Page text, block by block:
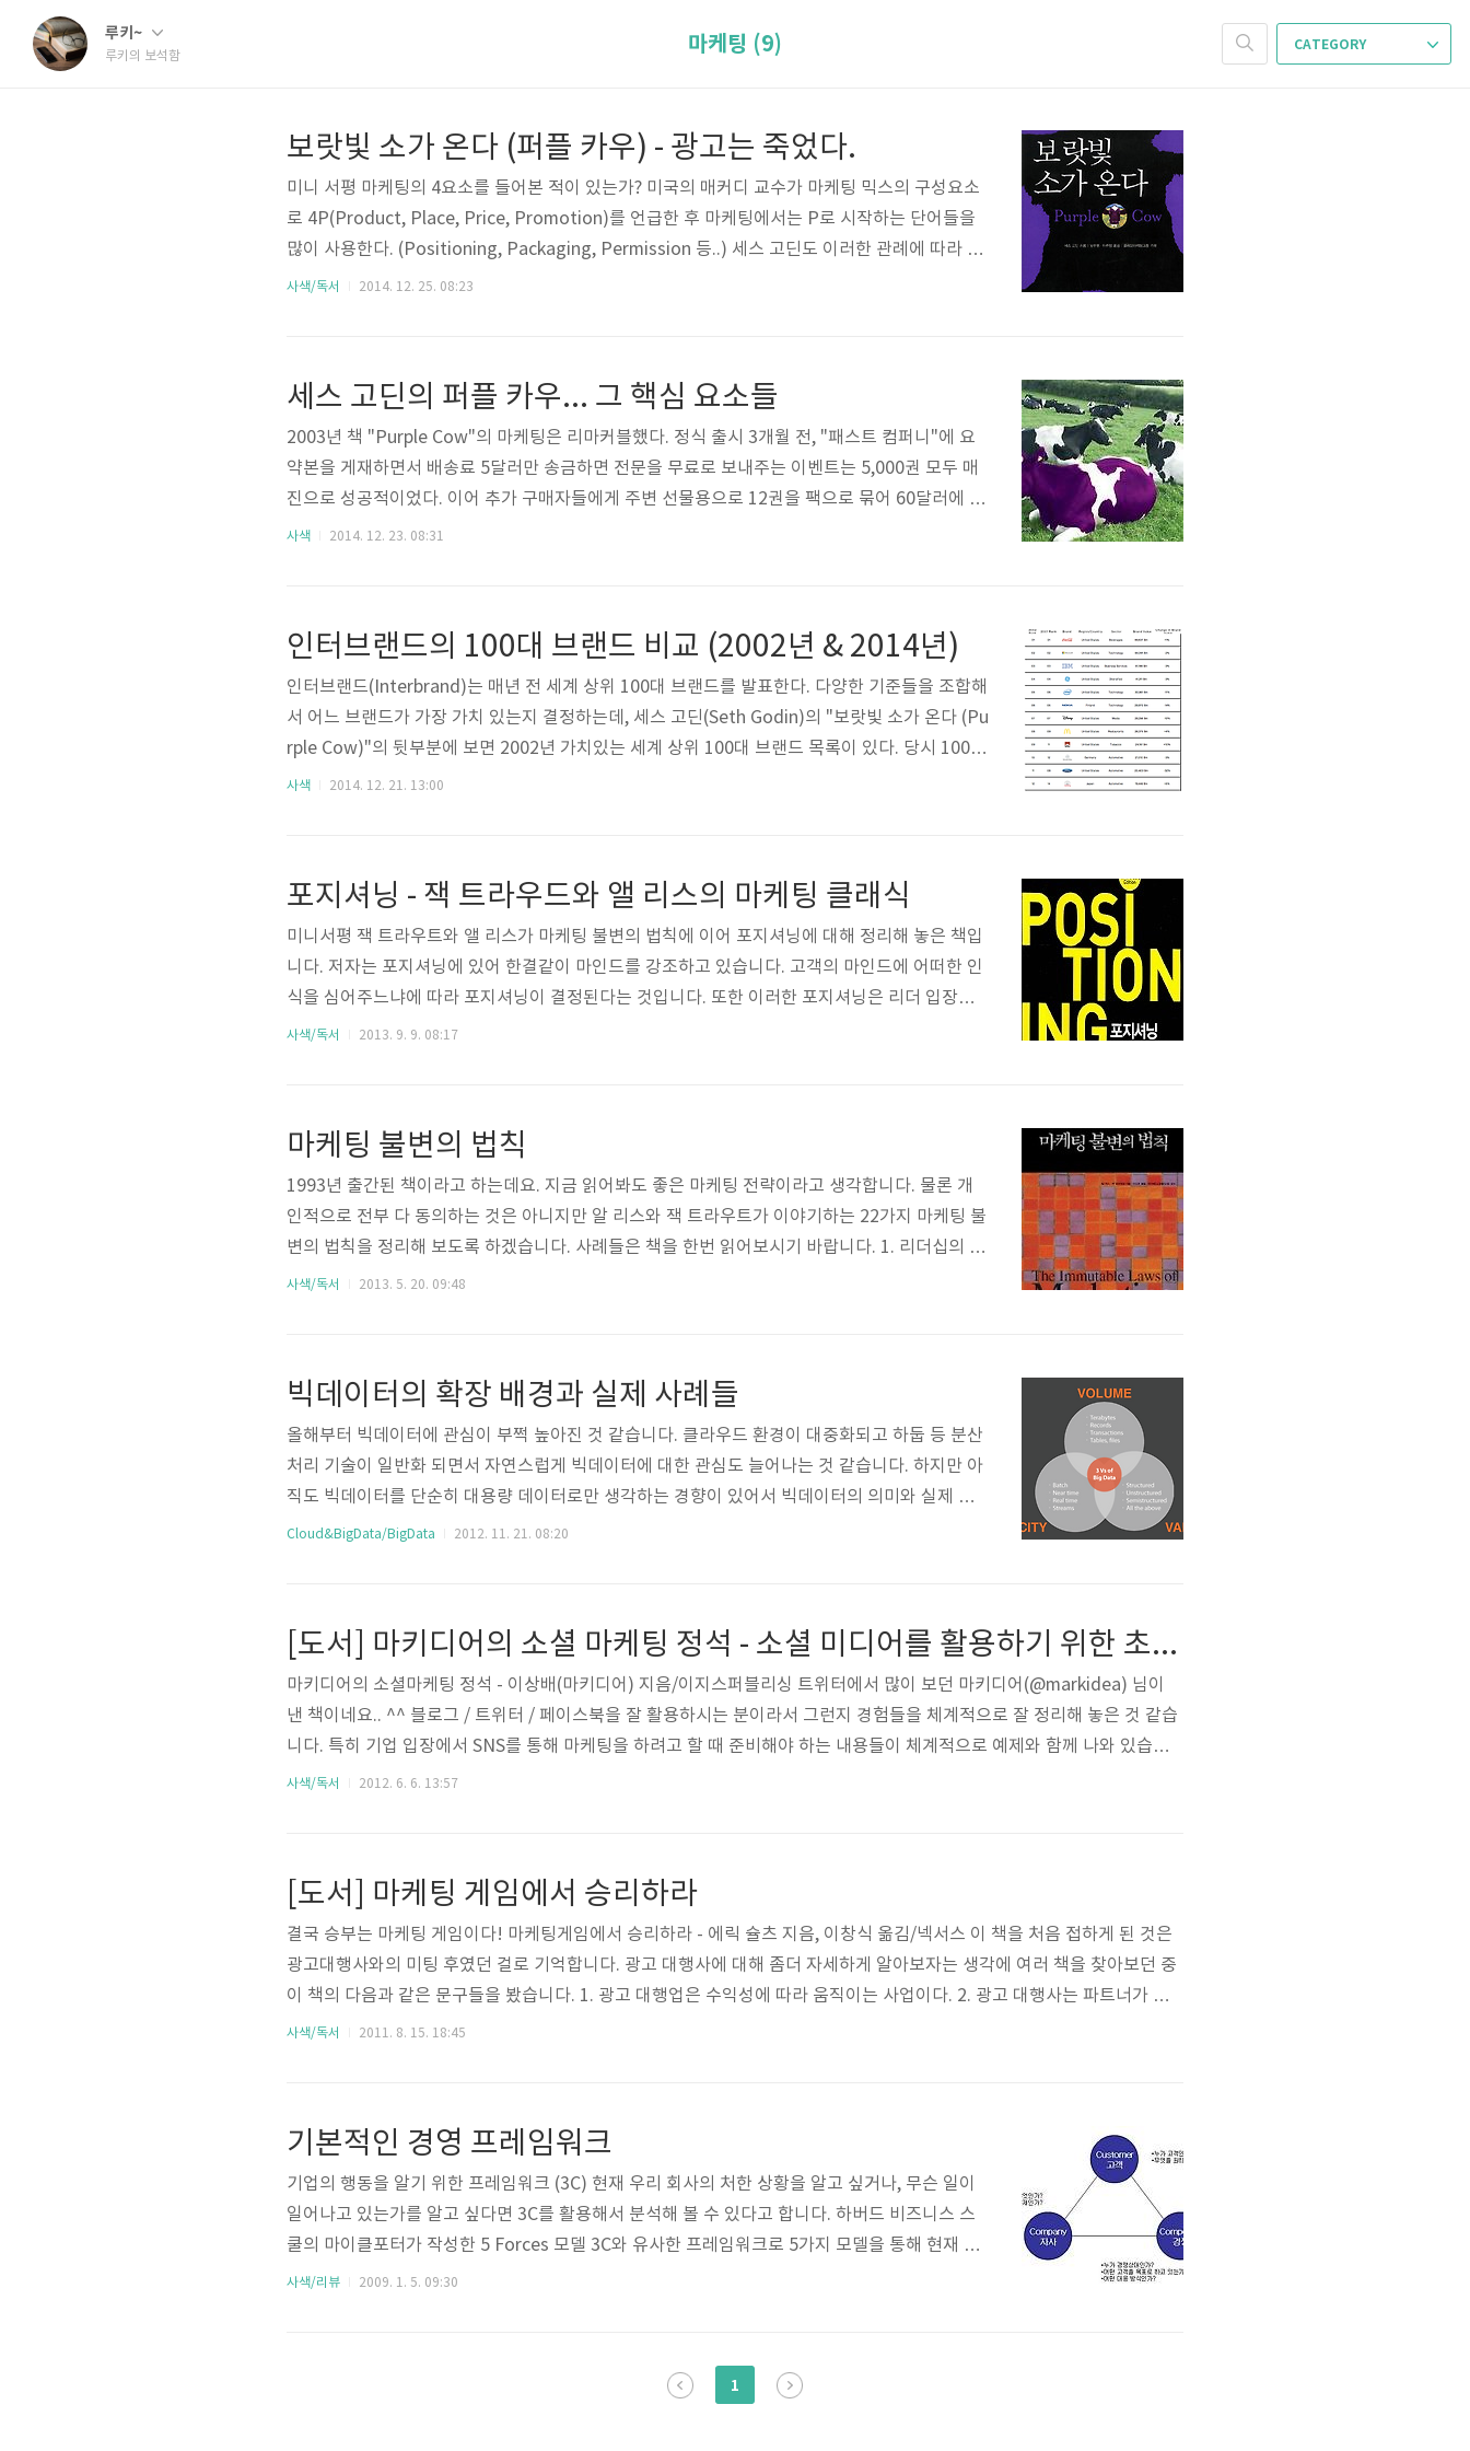
루키~
루키의 보석함
CATEGORY
마케팅 (9)
보랏빛 소가 온다 (퍼플 카우) - 광고는 죽었다.
미니 서평 마케팅의 4요소를 들어본 적이 있는가? 미국의 매커디 교수가 마케팅 믹스의 구성요소
로 4P(Product, Place, Price, Promotion)를 언급한 후 마케팅에서는 P로 시작하는 단어들을
많이 사용한다. (Positioning, Packaging, Permission 등..) 세스 고딘도 이러한 관례에 따라 새
로운 P를 추가했다. Purple Cow... 누런 소들 중에서 가장 눈에 띄는 보라색 소... 바로 리마커블(R
사색/독서 2014. 12. 25. 08:23
세스 고딘의 퍼플 카우... 그 핵심 요소들
2003년 책 "Purple Cow"의 마케팅은 리마커블했다. 정식 출시 3개월 전, "패스트 컴퍼니"에 요
약본을 게재하면서 배송료 5달러만 송금하면 전문을 무료로 보내주는 이벤트는 5,000권 모두 매
진으로 성공적이었다. 이어 추가 구매자들에게 주변 선물용으로 12권을 팩으로 묶어 60달러에 판
매하면서 나머지 5,000권도 모두 매진되었다. 결국 입소문의 힘으로 5월 정식출간되면서 2003년
고 혁..
사색 2014. 12. 23. 08:31
인터브랜드의 100대 브랜드 비교 (2002년 & 2014년)
인터브랜드(Interbrand)는 매년 전 세계 상위 100대 브랜드를 발표한다. 다양한 기준들을 조합해
서 어느 브랜드가 가장 가치 있는지 결정하는데, 세스 고딘(Seth Godin)의 "보랏빛 소가 온다 (Pu
rple Cow)"의 뒷부분에 보면 2002년 가치있는 세계 상위 100대 브랜드 목록이 있다. 당시 100대
브랜드 가운데 70개는 25년 전에도 미국에서 가치 있는 브랜드였다고 한다. 30개의 브랜드가(휴
사색 2014. 12. 21. 13:00
포지셔닝 - 잭 트라우드와 앨 리스의 마케팅 클래식
미니서평 잭 트라우트와 앨 리스가 마케팅 불변의 법칙에 이어 포지셔닝에 대해 정리해 놓은 책입
니다. 저자는 포지셔닝에 있어 한결같이 마인드를 강조하고 있습니다. 고객의 마인드에 어떠한 인
식을 심어주느냐에 따라 포지셔닝이 결정된다는 것입니다. 또한 이러한 포지셔닝은 리더 입장이
냐 추격자의 입장이냐에 따라 달라야 하고 이름의 중요성과 라인 확장의 함정에 대해서도 이야기
중요하지만, 자기가 탈 말을 찾으라는 이야기가 있었..
사색/독서 2013. 9. 9. 08:17
마케팅 불변의 법칙
1993년 출간된 책이라고 하는데요. 지금 읽어봐도 좋은 마케팅 전략이라고 생각합니다. 물론 개
인적으로 전부 다 동의하는 것은 아니지만 알 리스와 잭 트라우트가 이야기하는 22가지 마케팅 불
변의 법칙을 정리해 보도록 하겠습니다. 사례들은 책을 한번 읽어보시기 바랍니다. 1. 리더십의 법
칙 (Leadership) 더 좋기 보다는 최초가 되는 편이 낫다. 자기 회사가 더 좋은 제품이나 서비스를
될 가능성은 매우 희박하다. 어떤 영..
사색/독서 2013. 5. 20. 09:48
빅데이터의 확장 배경과 실제 사례들
올해부터 빅데이터에 관심이 부쩍 높아진 것 같습니다. 클라우드 환경이 대중화되고 하둡 등 분산
처리 기술이 일반화 되면서 자연스럽게 빅데이터에 대한 관심도 늘어나는 것 같습니다. 하지만 아
직도 빅데이터를 단순히 대용량 데이터로만 생각하는 경향이 있어서 빅데이터의 의미와 실제 사
례를 간략하게 정리해 보려고 합니다. 빅데이터 확장 배경 왜 빅데이터에 관심을 가지게 되었을까
루아침에 나타난 것이 아닙니다. 예전에 데이터베이스에서도..
Cloud&BigData/BigData 2012. 11. 21. 08:20
[도서] 마키디어의 소셜 마케팅 정석 - 소셜 미디어를 활용하기 위한 초기 안내서네요~
마키디어의 소셜마케팅 정석 - 이상배(마키디어) 지음/이지스퍼블리싱 트위터에서 많이 보던 마키디어(@markidea) 님이
낸 책이네요.. ^^ 블로그 / 트위터 / 페이스북을 잘 활용하시는 분이라서 그런지 경험들을 체계적으로 잘 정리해 놓은 것 같습
니다. 특히 기업 입장에서 SNS를 통해 마케팅을 하려고 할 때 준비해야 하는 내용들이 체계적으로 예제와 함께 나와 있습니
다. 저의 경우에도 2007년부터 블로그를 운영하고 있지만 놓치고 있는 부분들이 많이 있었네요. 트위터/페이스북은 그저 계
사색/독서 2012. 6. 6. 13:57
[도서] 마케팅 게임에서 승리하라
결국 승부는 마케팅 게임이다! 마케팅게임에서 승리하라 - 에릭 슐츠 지음, 이창식 옮김/넥서스 이 책을 처음 접하게 된 것은
광고대행사와의 미팅 후였던 걸로 기억합니다. 광고 대행사에 대해 좀더 자세하게 알아보자는 생각에 여러 책을 찾아보던 중
이 책의 다음과 같은 문구들을 봤습니다. 1. 광고 대행업은 수익성에 따라 움직이는 사업이다. 2. 광고 대행사는 파트너가 아
니다. 3. 광고 대행사는 연구 조사 단체가 아니다. 4. 뛰어난 광고 제작팀도 때로는 실패할 수 있다. 5. 큰 업체라고 더 잘하는
사색/독서 2011. 8. 15. 18:45
기본적인 경영 프레임워크
기업의 행동을 알기 위한 프레임워크 (3C) 현재 우리 회사의 처한 상황을 알고 싶거나, 무슨 일이
일어나고 있는가를 알고 싶다면 3C를 활용해서 분석해 볼 수 있다고 합니다. 하버드 비즈니스 스
쿨의 마이클포터가 작성한 5 Forces 모델 3C와 유사한 프레임워크로 5가지 모델을 통해 현재 상
황을 분석합니다. 좀 더 복잡하지만 대략적으로 보면 될 것 같네요~ 경영자원의 요소 경영자원의
워크라고 합니다. 좋은 기업이 되기 위해서는 이러한 7S가 확실하게 정착되어 있지 않으면 안된다
사색/리뷰 2009. 1. 5. 09:30
1